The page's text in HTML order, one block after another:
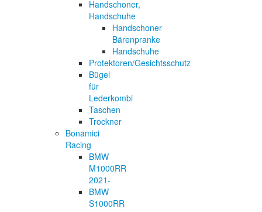
Handschoner,
Handschuhe
Handschoner
Bärenpranke
Handschuhe
Protektoren/Gesichtsschutz
Bügel
für
Lederkombi
Taschen
Trockner
Bonamici
Racing
BMW
M1000RR
2021-
BMW
S1000RR